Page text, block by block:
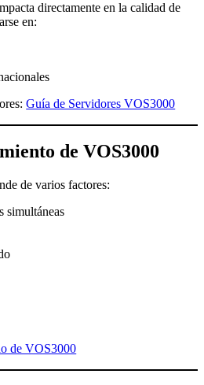
directamente en la calidad de
en:
Guía de Servidores VOS3000
de VOS3000
de varios factores:
simultáneas
de VOS3000